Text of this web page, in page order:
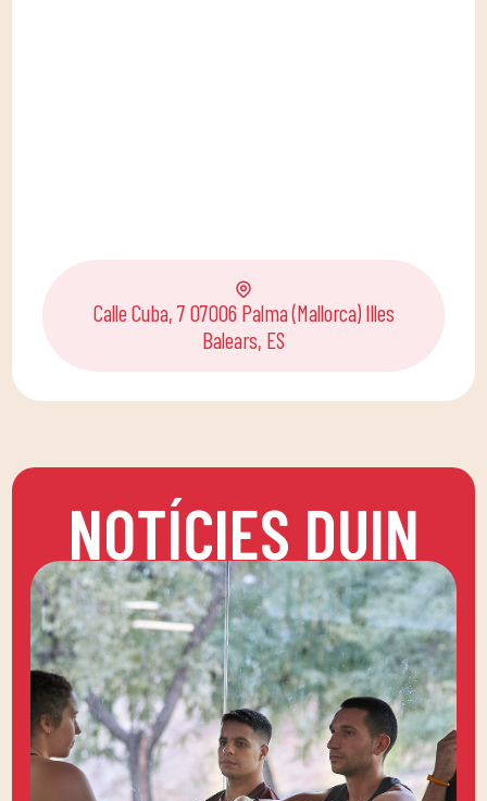
Calle Cuba, 7 07006 Palma (Mallorca) Illes
Balears, ES
NOTÍCIES DUIN